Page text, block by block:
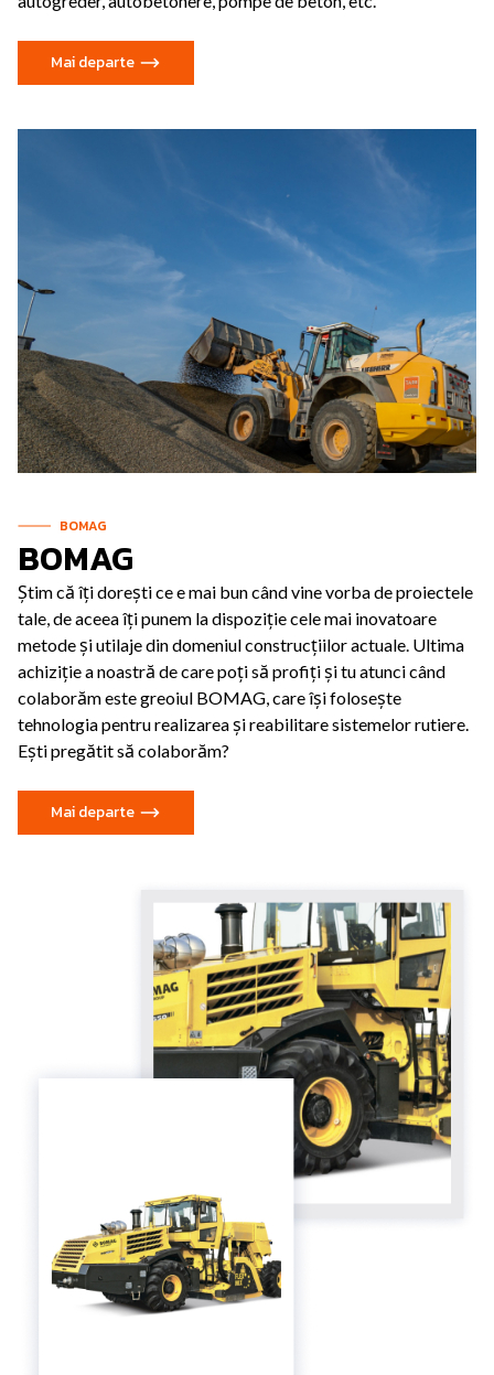
Mai departe
BOMAG
BOMAG
Știm că îți dorești ce e mai bun când vine vorba de proiectele
tale, de aceea îți punem la dispoziție cele mai inovatoare
metode și utilaje din domeniul construcțiilor actuale. Ultima
achiziție a noastră de care poți să profiți și tu atunci când
colaborăm este greoiul BOMAG, care își folosește
tehnologia pentru realizarea și reabilitare sistemelor rutiere.
Ești pregătit să colaborăm?
Mai departe